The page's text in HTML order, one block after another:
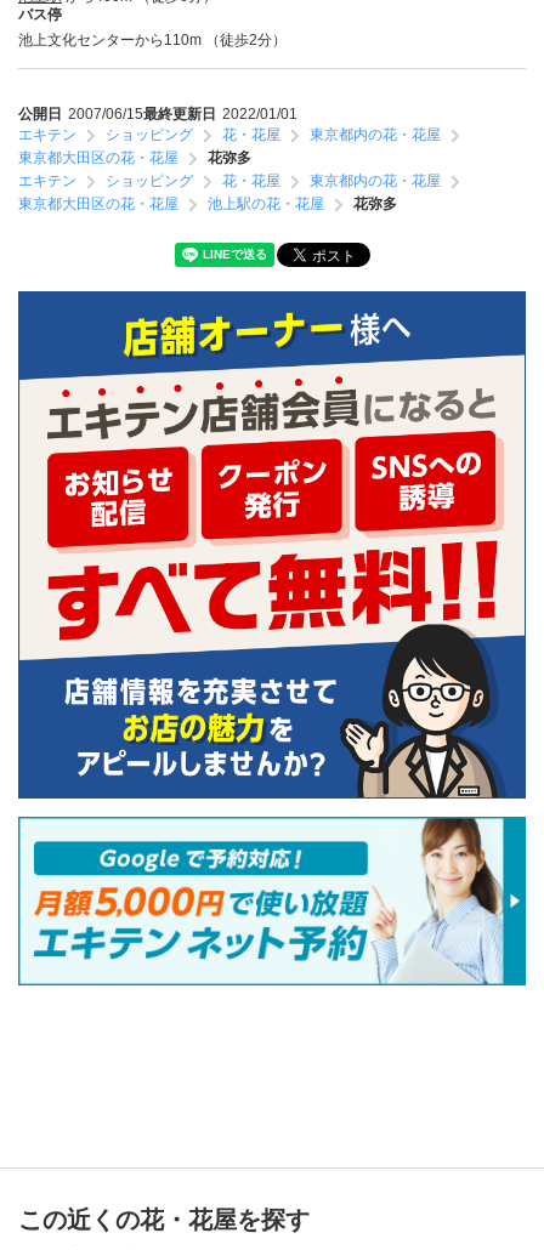
バス停
池上文化センターから110m （徒歩2分）
公開日 2007/06/15最終更新日 2022/01/01
エキテン
ショッピング 花・花屋
東京都内の花・花屋
東京都大田区の花・花屋
花弥多
エキテン
ショッピング 花・花屋
東京都内の花・花屋
東京都大田区の花・花屋
池上駅の花・花屋 花弥多
この近くの花・花屋を探す